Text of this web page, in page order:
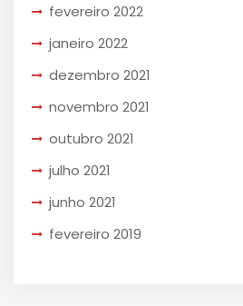
fevereiro 2022
janeiro 2022
dezembro 2021
novembro 2021
outubro 2021
julho 2021
junho 2021
fevereiro 2019